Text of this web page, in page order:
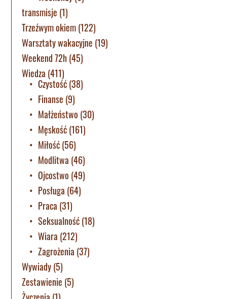
transmisje (1)
Trzeźwym okiem(122)
Warsztaty wakacyjne (19)
Weekend 72h(45)
Wiedza (411)
Czystość(38)
Finanse (9)
Małżeństwo (30)
Męskość(161)
Miłość(56)
Modlitwa (46)
Ojcostwo (49)
Posługa (64)
Praca (31)
Seksualność(18)
Wiara (212)
Zagrożenia (37)
Wywiady(5)
Zestawienie (5)